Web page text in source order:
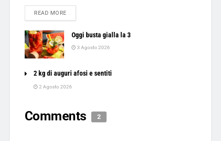
READ MOREDETAILS
Oggi busta gialla la 3
3 Agosto 2026
2 kg di auguri afosi e sentiti
2 Agosto 2026
Comments 2